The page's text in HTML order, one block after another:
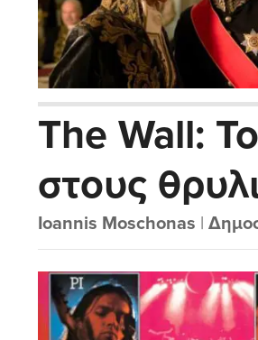
ταινίας
The Wall:
στους
Ioannis Moschonas |